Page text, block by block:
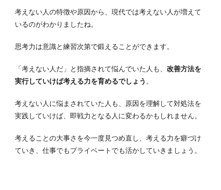
考えない人の特徴や原因から、現代では考えない人が増えて
いるのがわかりましたね。
思考力は意識と練習次第で鍛えることができます。
「考えない人だ」と指摘されて悩んでいた人も、 改善方法を
実行していけば考える力を育めるでしょう 。
考えない人に悩まされていた人も、原因を理解して対処法を
実践していけば、即戦力となる人に変わるかもしれません。
考えることの大事さを今一度見つめ直し、考える力を癖づけ
ていき、仕事でもプライベートでも活かしていきましょう。